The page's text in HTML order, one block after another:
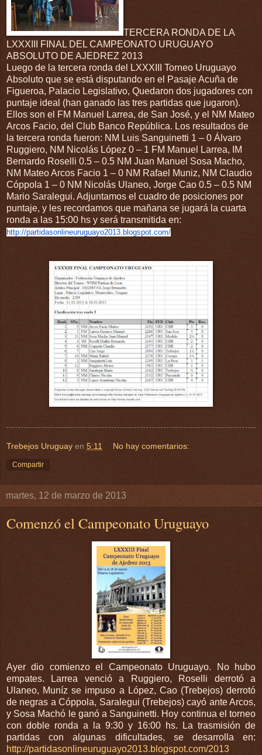
TERCERA RONDA DE LA
LXXXIII FINAL DEL CAMPEONATO URUGUAYO
ABSOLUTO DE AJEDREZ 2013
Luego de la tercera ronda del LXXXIII Torneo Uruguayo
Absoluto que se está disputando en el Pasaje Acuña de
Figueroa, Palacio Legislativo, Quedaron dos jugadores con
puntaje ideal (han ganado las tres partidas que jugaron).
Ellos son el FM Manuel Larrea, de San José, y el NM Mateo
Arcos Facio, del Club Banco República. Los resultados de
la tercera ronda fueron: NM Luis Sanguinetti 1 – 0 Álvaro
Ruggiero, NM Nicolás López 0 – 1 FM Manuel Larrea, IM
Bernardo Roselli 0.5 – 0.5 NM Juan Manuel Sosa Macho,
NM Mateo Arcos Facio 1 – 0 NM Rafael Muniz, NM Claudio
Cóppola 1 – 0 NM Nicolás Ulaneo, Jorge Cao 0.5 – 0.5 NM
Mario Saralegui. Adjuntamos el cuadro de posiciones por
puntaje, y les recordamos que mañana se jugará la cuarta
ronda a las 15:00 hs y será transmitida en:
http://partidasonlineuruguayo2013.blogspot.com/
Trebejos Uruguay en 5:11 No hay comentarios:
Compartir
martes, 12 de marzo de 2013
Comenzó el Campeonato Uruguayo
Ayer dio comienzo el Campeonato Uruguayo. No hubo
empates. Larrea venció a Ruggiero, Roselli derrotó a
Ulaneo, Muníz se impuso a López, Cao (Trebejos) derrotó
de negras a Cóppola, Saralegui (Trebejos) cayó ante Arcos,
y Sosa Machó le ganó a Sanguinetti. Hoy continua el torneo
con doble ronda a la 9:30 y 16:00 hs. La trasmisión de
partidas con algunas dificultades, se desarrolla en:
http://partidasonlineuruguayo2013.blogspot.com/2013